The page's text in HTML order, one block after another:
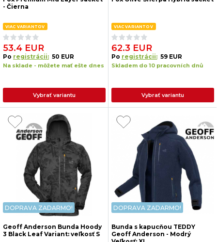
- Čierna
VIAC VARIANTOV
53.4 EUR
Po registrácii: 50 EUR
Na sklade - môžete mať ešte dnes
Vybrať variantu
VIAC VARIANTOV
62.3 EUR
Po registrácii: 59 EUR
Skladem do 10 pracovních dnů
Vybrať variantu
DOPRAVA ZADARMO!
Geoff Anderson Bunda Hoody
3 Black Leaf Variant: veľkosť S
DOPRAVA ZADARMO!
Bunda s kapucňou TEDDY
Geoff Anderson - Modrý